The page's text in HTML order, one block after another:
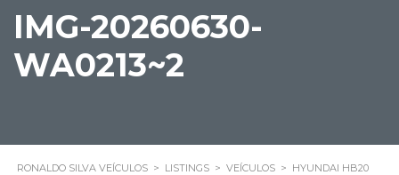
IMG-20260630-
WA0213~2
RONALDO SILVA VEÍCULOS > LISTINGS > VEÍCULOS > HYUNDAI HB20